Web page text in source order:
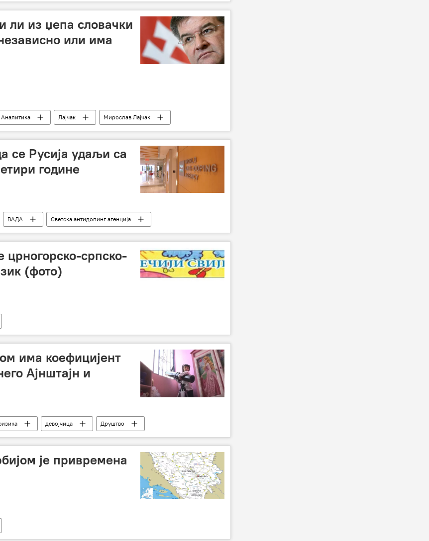
ли из џепа словачки
или има
Лајчак
Мирослав Лајчак
Балкан
се Русија удаљи са
године
ВАДА
Светска антидопинг агенција
црногорско-српско-
(фото)
има коефицијент
Ајнштајн и
девојчица Друштво
је привремена